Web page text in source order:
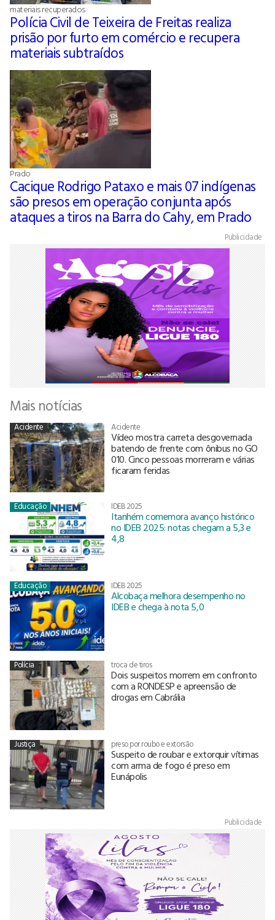
materiais recuperados
Polícia Civil de Teixeira de Freitas realiza
prisão por furto em comércio e recupera
materiais subtraídos
Prado
Cacique Rodrigo Pataxo e mais 07 indígenas
são presos em operação conjunta após
ataques a tiros na Barra do Cahy, em Prado
Publicidade
Mais notícias
Acidente Acidente
Vídeo mostra carreta desgovernada
batendo de frente com ônibus no GO
010. Cinco pessoas morreram e várias
ficaram feridas
Educação IDEB 2025
Itanhém comemora avanço histórico
no IDEB 2025: notas chegam a 5,3 e
4,8
Educação IDEB 2025
Alcobaça melhora desempenho no
IDEB e chega à nota 5,0
Polícia troca de tiros
Dois suspeitos morrem em confronto
com a RONDESP e apreensão de
drogas em Cabrália
Justiça preso por roubo e extorsão
Suspeito de roubar e extorquir vítimas
com arma de fogo é preso em
Eunápolis
Publicidade